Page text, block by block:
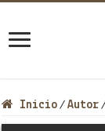
Inicio / Autor